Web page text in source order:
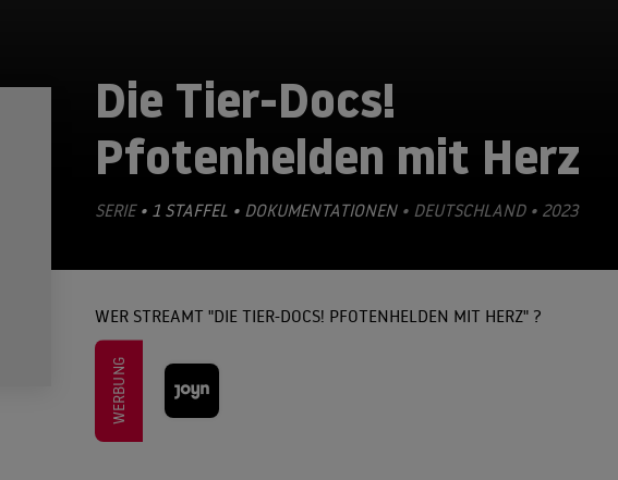
Die Tier-Docs!
Pfotenhelden mit Herz
SERIE • 1 STAFFEL • DOKUMENTATIONEN• DEUTSCHLAND • 2023
WER STREAMT "DIE TIER-DOCS! PFOTENHELDEN MIT HERZ" ?
WERBUNG